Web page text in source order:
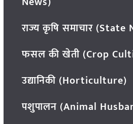
राज्य कृषि समाचार (State
फसल की खेती (Crop
उद्यानिकी (Horticulture)
पशुपालन (Animal